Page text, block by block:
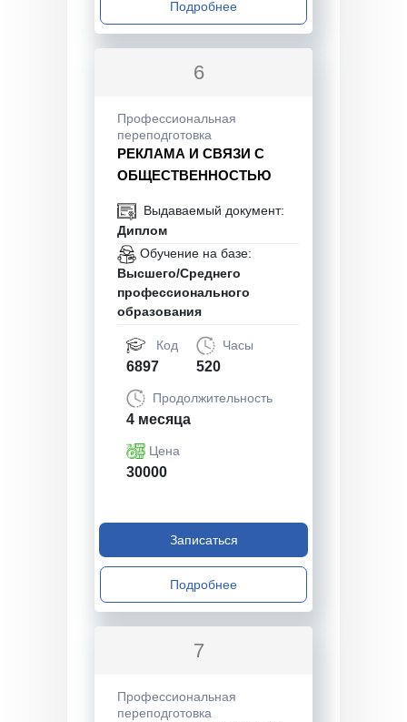
Подробнее
6
Профессиональная
переподготовка
РЕКЛАМА И СВЯЗИ С
ОБЩЕСТВЕННОСТЬЮ
Выдаваемый документ:
Диплом
Обучение на базе:
Высшего/Среднего
профессионального
образования
Код
6897
Часы
520
Продолжительность
4 месяца
Цена
30000
Записаться
Подробнее
7
Профессиональная
переподготовка